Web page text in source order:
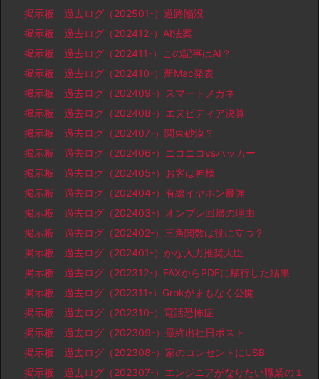
掲示板 過去ログ（202501-）道路陥没
掲示板 過去ログ（202412-）AI法案
掲示板 過去ログ（202411-）この記事はAI？
掲示板 過去ログ（202410-）新Mac発表
掲示板 過去ログ（202409-）スマートメガネ
掲示板 過去ログ（202408-）エヌビディア決算
掲示板 過去ログ（202407-）関東砂漠？
掲示板 過去ログ（202406-）ニコニコvsハッカー
掲示板 過去ログ（202405-）お客は神様
掲示板 過去ログ（202404-）有線イヤホン最強
掲示板 過去ログ（202403-）オンプレ回帰の理由
掲示板 過去ログ（202402-）三角関数は役に立つ？
掲示板 過去ログ（202401-）かな入力推奨大臣
掲示板 過去ログ（202312-）FAXからPDFに移行した結果
掲示板 過去ログ（202311-）Grokがまもなく公開
掲示板 過去ログ（202310-）電話恐怖症
掲示板 過去ログ（202309-）最終出社日ポスト
掲示板 過去ログ（202308-）家のコンセントにUSB
掲示板 過去ログ（202307-）エンジニアがなりたい職業の１